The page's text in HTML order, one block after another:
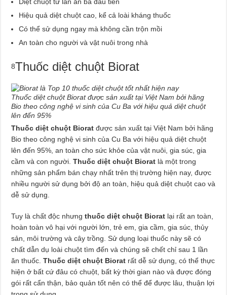
Hiệu quả diệt chuột cao, kể cả loài kháng thuốc
Có thể sử dụng ngay mà không cần trộn mồi
An toàn cho người và vật nuôi trong nhà
8Thuốc diệt chuột Biorat
Thuốc diệt chuột Biorat được sản xuất tại Việt Nam bởi hãng
Bio theo công nghệ vi sinh của Cu Ba với hiệu quả diệt chuột
lên đến 95%
Thuốc diệt chuột Biorat được sản xuất tại Việt Nam bởi hãng
Bio theo công nghệ vi sinh của Cu Ba với hiệu quả diệt chuột
lên đến 95%, an toàn cho sức khỏe của vật nuôi, gia súc, gia
cầm và con người.Thuốc diệt chuột Biorat là một trong
những sản phẩm bán chạy nhất trên thị trường hiện nay, được
nhiều người sử dụng bởi độ an toàn, hiệu quả diệt chuột cao và
dễ sử dụng.
Tuy là chất độc nhưngthuốc diệt chuột Biorat lại rất an toàn,
hoàn toàn vô hại với người lớn, trẻ em, gia cầm, gia súc, thủy
sản, môi trường và cây trồng. Sử dụng loại thuốc này sẽ có
chất dẫn dụ loài chuột tìm đến và chúng sẽ chết chỉ sau 1 lần
ăn thuốc.Thuốc diệt chuột Biorat rất dễ sử dụng, có thể thực
hiện ở bất cứ đâu có chuột, bất kỳ thời gian nào và được đóng
gói rất cẩn thận, bảo quản tốt nên có thể để được lâu, thuận lợi